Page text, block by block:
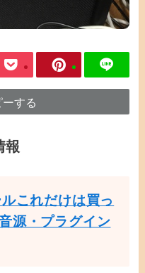
する
報
これだけは買っ
源・プラグイン